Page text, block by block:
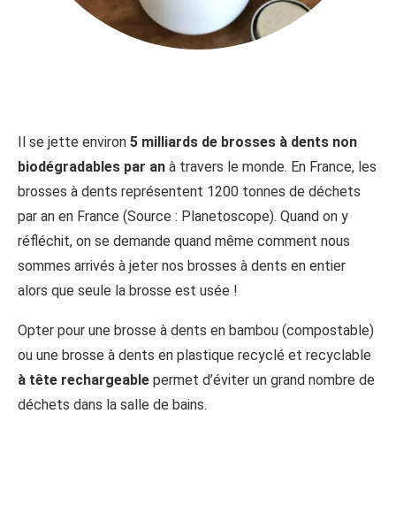
Il se jette environ 5 milliards de brosses à dents non
biodégradables par an à travers le monde. En France, les
brosses à dents représentent 1200 tonnes de déchets
par an en France (Source : Planetoscope). Quand on y
réfléchit, on se demande quand même comment nous
sommes arrivés à jeter nos brosses à dents en entier
alors que seule la brosse est usée !
Opter pour une brosse à dents en bambou (compostable)
ou une brosse à dents en plastique recyclé et recyclable
à tête rechargeable permet d’éviter un grand nombre de
déchets dans la salle de bains.